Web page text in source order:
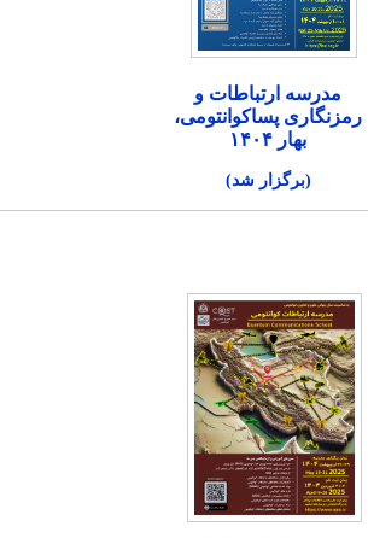
مدرسه ارتباطات و
رمزنگاری پساکوانتومی،
بهار ۱۴۰۴
(برگزار شد)